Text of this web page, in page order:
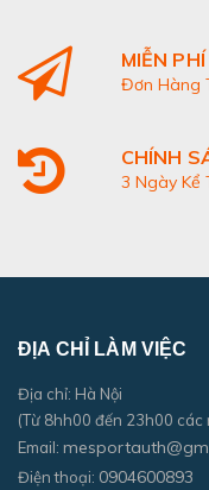
MIỄN
Đơn Hàng
CHÍNH
3 Ngày Kể
ĐỊA CHỈ LÀM VIỆC
Địa chỉ: Hà Nội
(Từ 8hh00 đến 23h00 các
Email:
Điện thoại: 0904600893